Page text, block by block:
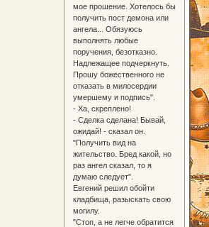
мое прошение. Хотелось бы
получить пост демона или
ангела... Обязуюсь
выполнять любые
поручения, безотказно.
Надлежащее подчеркнуть.
Прошу божественного не
отказать в милосердии
умершему и подпись".
- Ха, скреплено!
- Сделка сделана! Бывай,
ожидай! - сказал он.
"Получить вид на
жительство. Бред какой, но
раз ангел сказал, то я
думаю следует".
Евгений решил обойти
кладбища, разыскать свою
могилу.
"Стоп, а не легче обратится